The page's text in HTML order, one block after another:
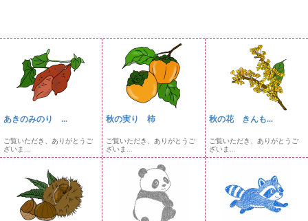
あきのみのり ...
ご覧いただき、ありがとうご
ざいま...
秋の実り 柿
ご覧いただき、ありがとうご
ざいま...
秋の花 きんも...
ご覧いただき、ありがとうご
ざいま...